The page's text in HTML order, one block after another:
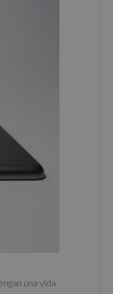
una vida